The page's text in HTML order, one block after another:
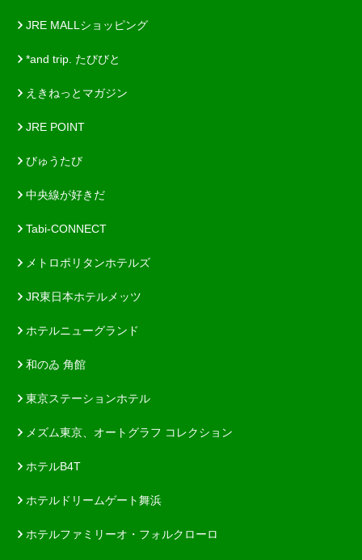
JRE MALLショッピング
*and trip. たびびと
えきねっとマガジン
JRE POINT
びゅうたび
中央線が好きだ
Tabi-CONNECT
メトロポリタンホテルズ
JR東日本ホテルメッツ
ホテルニューグランド
和のゐ 角館
東京ステーションホテル
メズム東京、オートグラフ コレクション
ホテルB4T
ホテルドリームゲート舞浜
ホテルファミリーオ・フォルクローロ